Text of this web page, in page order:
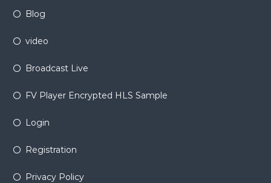
Blog
video
Broadcast Live
FV Player Encrypted HLS Sample
Login
Registration
Privacy Policy